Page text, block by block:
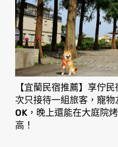
【宜蘭民宿推薦】享佇
次只接待一組旅客，寵
OK，晚上還能在大庭院
高！